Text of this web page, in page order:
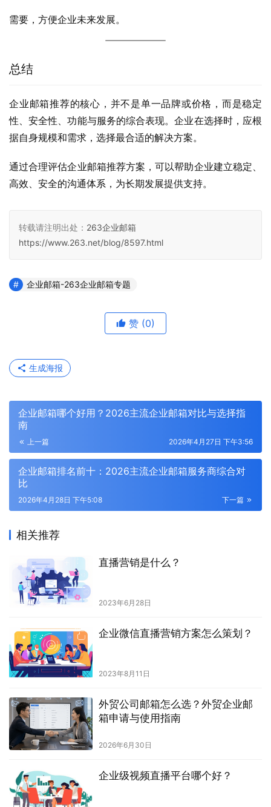
需要，方便企业未来发展。
总结
企业邮箱推荐的核心，并不是单一品牌或价格，而是稳定
性、安全性、功能与服务的综合表现。企业在选择时，应根
据自身规模和需求，选择最合适的解决方案。
通过合理评估企业邮箱推荐方案，可以帮助企业建立稳定、
高效、安全的沟通体系，为长期发展提供支持。
转载请注明出处： 263企业邮箱
https://www.263.net/blog/8597.html
企业邮箱-263企业邮箱专题
赞 (0)
生成海报
企业邮箱哪个好用？2026主流企业邮箱对比与选择指
南
上一篇 2026年4月27日 下午3:56
企业邮箱排名前十：2026主流企业邮箱服务商综合对
比
下一篇
2026年4月28日 下午5:08
相关推荐
直播营销是什么？
2023年6月28日
企业微信直播营销方案怎么策划？
2023年8月11日
外贸公司邮箱怎么选？外贸企业邮
箱申请与使用指南
2026年6月30日
企业级视频直播平台哪个好？